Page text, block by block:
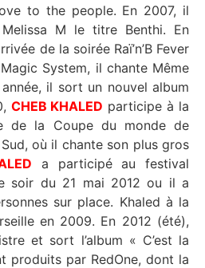
to the people. En 2007, il
M le titre Benthi. En
de la soirée Raï’n’B Fever
System, il chante Même
il sort un nouvel album
CHEB KHALED participe à la
de la Coupe du monde de
où il chante son plus gros
a participé au festival
soir du 21 mai 2012 ou il a
sur place. Khaled à la
Fiesta des Suds à Marseille en 2009. En 2012 (été),
et sort l’album « C’est la
produits par RedOne, dont la